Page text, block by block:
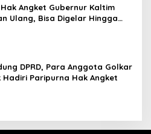
Angket Gubernur Kaltim
Ulang, Bisa Digelar Hingga
DPRD, Para Anggota Golkar
Hadiri Paripurna Hak Angket